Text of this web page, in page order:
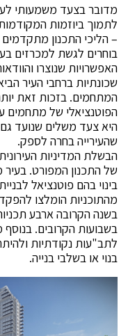
מדובר בצעד משמעותי
לתמוך ביוזמות
– הליכי התכנון מתקדמים
בוחרים לגשת למכרזים
האפשרויות שנוצרו
שכונתיות ברחבי העיר
המתחמים. בזכות זאת
הפוטנציאלי של מתחמים
היא צעד משלים שנועד גם
שהעירייה בחרה לספק.
הבשלת המדיניות
מהתוכניות הומלצו
בשנה הקרובה ארבע
בשבועות הקרובים.
בנוי או בשלבי בנייה.